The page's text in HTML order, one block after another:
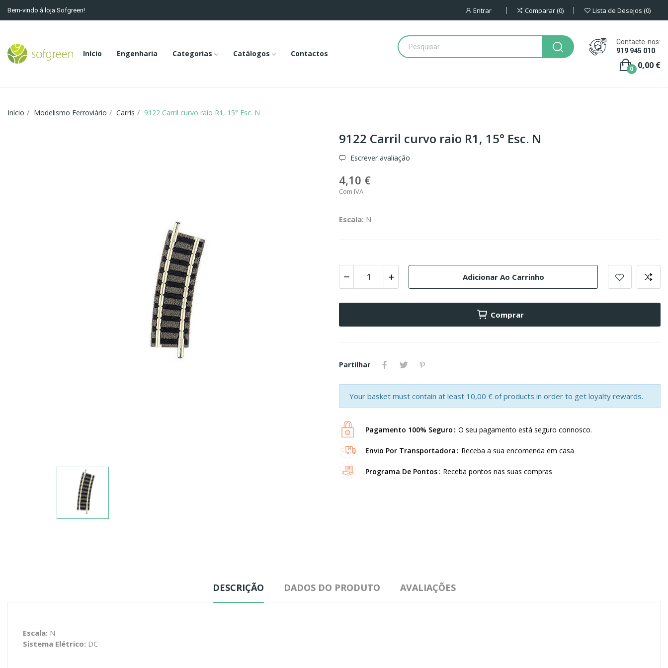
Bem-vindo à loja Sofgreen! Entrar Comparar 0 Lista de Desejos 0
Início Engenharia Categorias Catálogos Contactos
Contacte-nos:
919 945 010
0,00 €
0
Início Modelismo Ferroviário Carris 9122 Carril curvo raio R1, 15° Esc. N
9122 Carril curvo raio R1, 15° Esc. N
Escrever avaliação
4,10 €
Com IVA
Escala: N
Adicionar Ao Carrinho
Comprar
Partilhar
Your basket must contain at least 10,00 € of products in order to get loyalty rewards.
Pagamento 100% Seguro O seu pagamento está seguro connosco.
Envio Por Transportadora Receba a sua encomenda em casa
Programa De Pontos Receba pontos nas suas compras
DESCRIÇÃO DADOS DO PRODUTO AVALIAÇÕES
Escala: N
Sistema Elétrico: DC